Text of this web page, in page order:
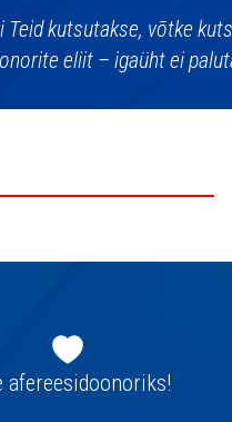
Teid kutsutakse, võtke
eliit – igaüht ei
afereesidoonoriks!